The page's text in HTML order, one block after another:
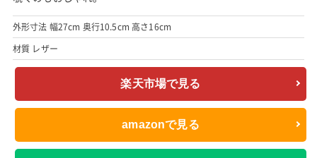
外形寸法 幅27cm 奥行10.5cm 高さ16cm
材質 レザー
楽天市場で見る
amazonで見る